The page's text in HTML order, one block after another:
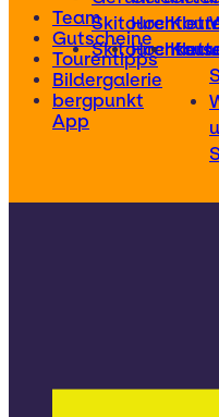
Team
Gutscheine
Tourentipps
Bildergalerie
bergpunkt
App
Skitouren